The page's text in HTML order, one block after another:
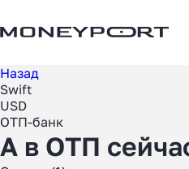
Назад
Swift
USD
ОТП-банк
А в ОТП